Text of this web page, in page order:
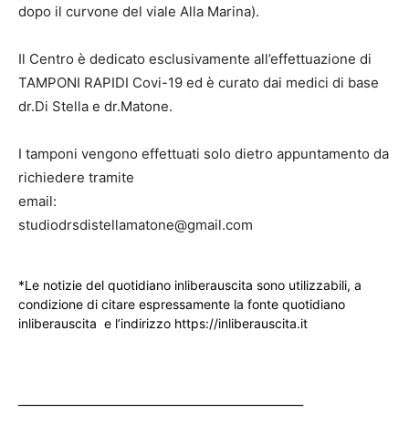
dopo il curvone del viale Alla Marina).
Il Centro è dedicato esclusivamente all’effettuazione di
TAMPONI RAPIDI Covi-19 ed è curato dai medici di base
dr.Di Stella e dr.Matone.
I tamponi vengono effettuati solo dietro appuntamento da
richiedere tramite
email:
studiodrsdistellamatone@gmail.com
*Le notizie del quotidiano inliberauscita sono utilizzabili, a
condizione di citare espressamente la fonte quotidiano
inliberauscita e l’indirizzo https://inliberauscita.it